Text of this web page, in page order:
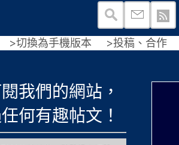
>切換為手機版本 >投稿、合作
我們的網站，
何有趣帖文！